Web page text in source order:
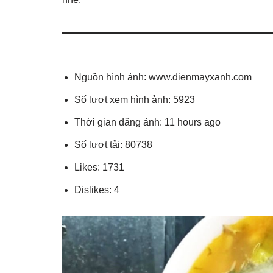
Nguồn hình ảnh: www.dienmayxanh.com
Số lượt xem hình ảnh: 5923
Thời gian đăng ảnh: 11 hours ago
Số lượt tải: 80738
Likes: 1731
Dislikes: 4